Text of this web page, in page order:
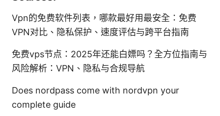
Vpn的免费软件列表，哪款最好用最安全：免费
VPN对比、隐私保护、速度评估与跨平台指南
免费vps节点：2025年还能白嫖吗？全方位指南与
风险解析：VPN、隐私与合规导航
Does nordpass come with nordvpn your
complete guide